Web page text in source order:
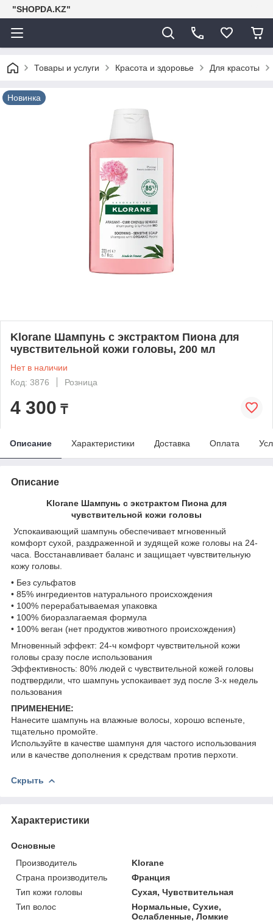
"SHOPDA.KZ"
Товары и услуги Красота и здоровье Для красоты
Новинка
Klorane Шампунь с экстрактом Пиона для
чувствительной кожи головы, 200 мл
Нет в наличии
Код: 3876
Розница
4 300 ₸
Описание Характеристики Доставка Оплата
Описание
Klorane Шампунь с экстрактом Пиона для
чувствительной кожи головы
Успокаивающий шампунь обеспечивает мгновенный
комфорт сухой, раздраженной и зудящей коже головы на 24-
часа. Восстанавливает баланс и защищает чувствительную
кожу головы.
• Без сульфатов
• 85% ингредиентов натурального происхождения
• 100% перерабатываемая упаковка
• 100% биоразлагаемая формула
• 100% веган (нет продуктов животного происхождения)
Мгновенный эффект: 24-ч комфорт чувствительной кожи
головы сразу после использования
Эффективность: 80% людей с чувствительной кожей головы
подтвердили, что шампунь успокаивает зуд после 3-х недель
пользования
ПРИМЕНЕНИЕ:
Нанесите шампунь на влажные волосы, хорошо вспеньте,
тщательно промойте.
Используйте в качестве шампуня для частого использования
или в качестве дополнения к средствам против перхоти.
Скрыть
Характеристики
Основные
Производитель
Klorane
Страна производитель
Франция
Тип кожи головы
Сухая, Чувствительная
Тип волос
Нормальные, Сухие,
Ослабленные, Ломкие